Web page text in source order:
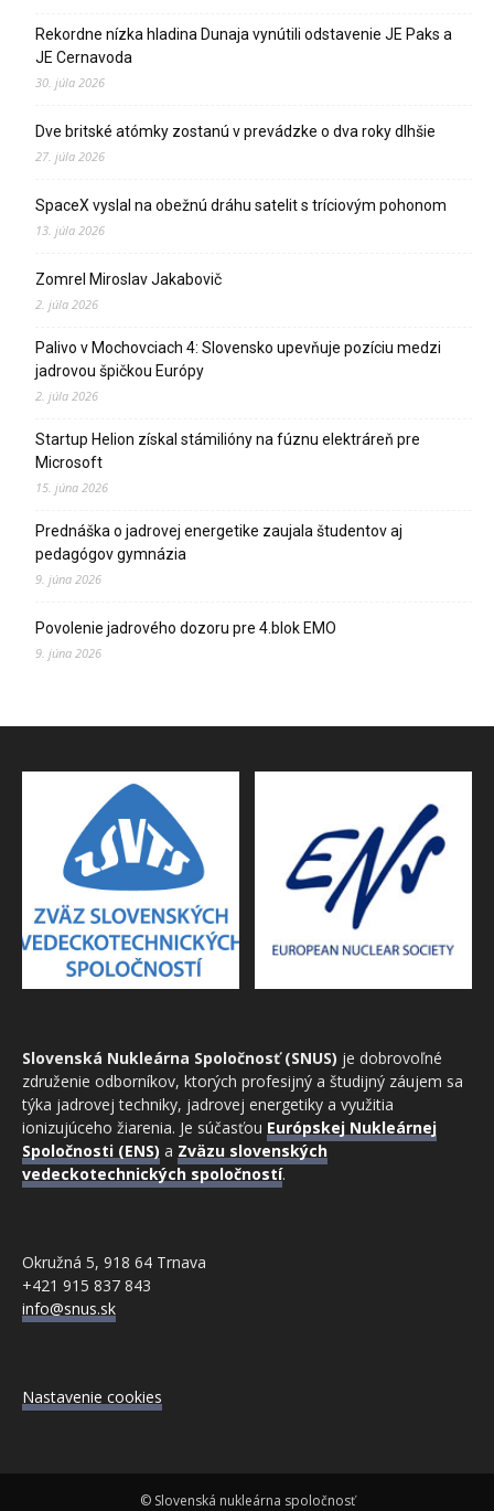
Rekordne nízka hladina Dunaja vynútili odstavenie JE Paks a
JE Cernavoda
30. júla 2026
Dve britské atómky zostanú v prevádzke o dva roky dlhšie
27. júla 2026
SpaceX vyslal na obežnú dráhu satelit s tríciovým pohonom
13. júla 2026
Zomrel Miroslav Jakabovič
2. júla 2026
Palivo v Mochovciach 4: Slovensko upevňuje pozíciu medzi
jadrovou špičkou Európy
2. júla 2026
Startup Helion získal stámilióny na fúznu elektráreň pre
Microsoft
15. júna 2026
Prednáška o jadrovej energetike zaujala študentov aj
pedagógov gymnázia
9. júna 2026
Povolenie jadrového dozoru pre 4.blok EMO
9. júna 2026
Slovenská Nukleárna Spoločnosť (SNUS) je dobrovoľné
združenie odborníkov, ktorých profesijný a študijný záujem sa
týka jadrovej techniky, jadrovej energetiky a využitia
ionizujúceho žiarenia. Je súčasťou Európskej Nukleárnej
Spoločnosti (ENS) a Zväzu slovenských
vedeckotechnických spoločností.
Okružná 5, 918 64 Trnava
+421 915 837 843
info@snus.sk
Nastavenie cookies
© Slovenská nukleárna spoločnosť